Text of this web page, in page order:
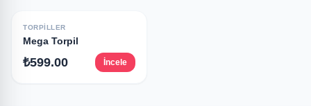
TORPILLER
Mega Torpil
₺599.00 İncele